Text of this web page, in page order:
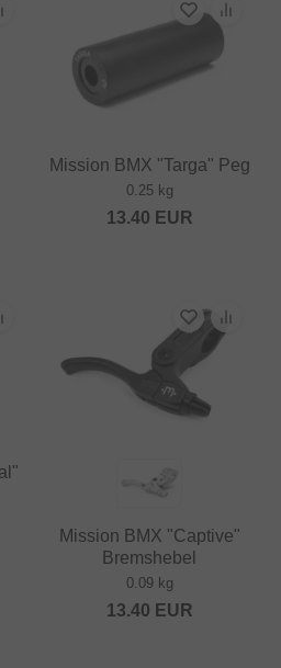
Mission BMX "Targa" Peg
0.25 kg
13.40 EUR
Mission BMX "Captive"
Bremshebel
0.09 kg
13.40 EUR